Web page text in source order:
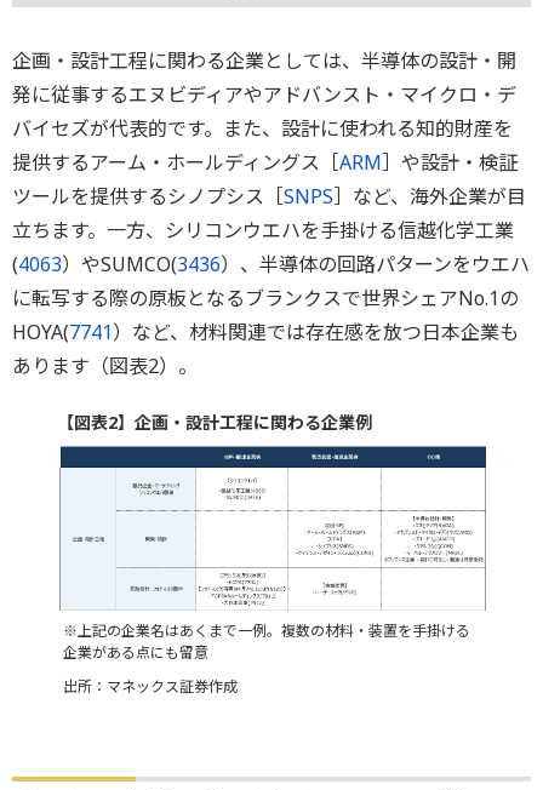
企画・設計工程に関わる企業としては、半導体の設計・開
発に従事するエヌビディアやアドバンスト・マイクロ・デ
バイセズが代表的です。また、設計に使われる知的財産を
提供するアーム・ホールディングス［ARM］や設計・検証
ツールを提供するシノプシス［SNPS］など、海外企業が目
立ちます。一方、シリコンウエハを手掛ける信越化学工業
(4063）やSUMCO(3436）、半導体の回路パターンをウエハ
に転写する際の原板となるブランクスで世界シェアNo.1の
HOYA(7741）など、材料関連では存在感を放つ日本企業も
あります（図表2）。
【図表2】企画・設計工程に関わる企業例
※上記の企業名はあくまで一例。複数の材料・装置を手掛ける
企業がある点にも留意
出所：マネックス証券作成